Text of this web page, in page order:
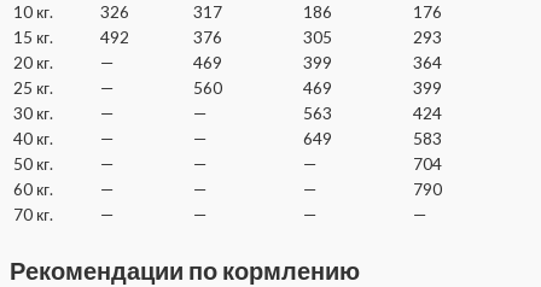
10 кг.
326 317 186
176
15 кг.
492 376 305
293
20 кг.
— 469 399
364
25 кг.
— 560 469
399
30 кг.
— — 563
424
40 кг.
— — 649
583
50 кг.
— — —
704
60 кг.
— — —
790
70 кг.
— — — —
Рекомендации по кормлению